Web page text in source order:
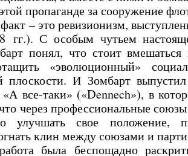
пропаганде за сооружение
– это ревизионизм,
гг.). С особым чутьем
понял, что стоит вмешаться
«эволюционный»
плоскости. И Зомбарт
«А все-таки» («Dennech»), в
через профессиональные
улучшать свое положение,
клин между союзами и
была беспощадно